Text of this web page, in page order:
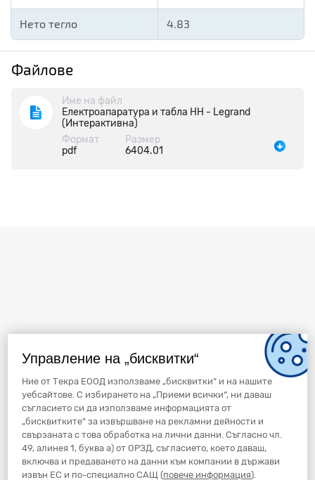
Управление на „бисквитки“
Ние от Текра ЕООД използваме „бисквитки“ и на нашите
уебсайтове. С избирането на „Приеми всички“, ни даваш
съгласието си да използваме информацията от
„бисквитките“ за извършване на рекламни дейности и
свързаната с това обработка на лични данни. Съгласно чл.
49, алинея 1, буква а) от ОРЗД, съгласието, което даваш,
включва и предаването на данни към компании в държави
извън ЕС и по-специално САЩ (повече информация).
Нето тегло 4.83
Файлове
Име на файл
Електроапаратура и табла НН - Legrand
(Интерактивна)
Формат
pdf
Размер
6404.01